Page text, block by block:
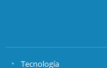
Tecnología